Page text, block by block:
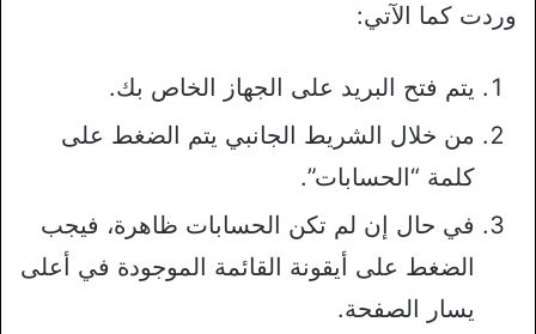
وردت كما الآتي:
يتم فتح البريد على الجهاز الخاص بك.
من خلال الشريط الجانبي يتم الضغط على
كلمة “الحسابات”.
في حال إن لم تكن الحسابات ظاهرة، فيجب
الضغط على أيقونة القائمة الموجودة في أعلى
يسار الصفحة.